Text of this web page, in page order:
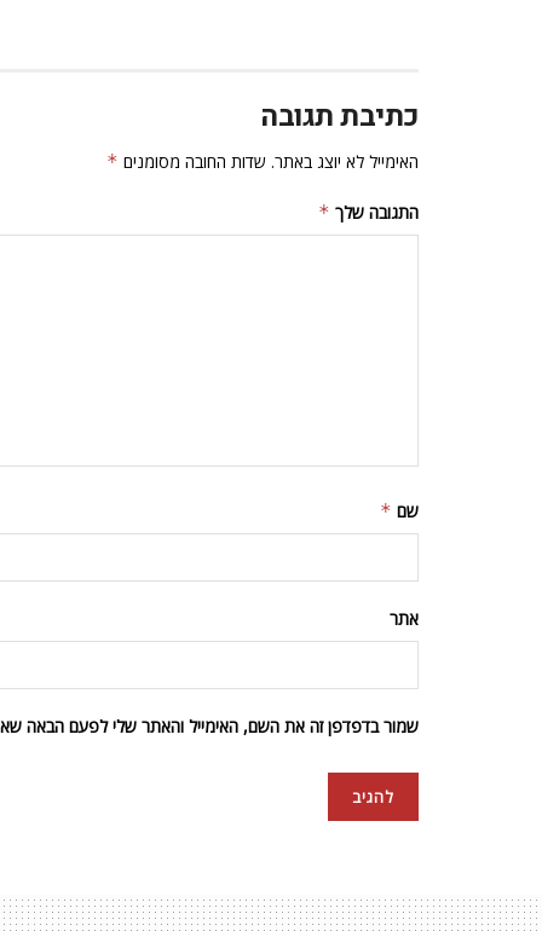
כתיבת תגובה
האימייל לא יוצג באתר. שדות החובה מסומנים *
התגובה שלך *
שם *
אתר
שמור בדפדפן זה את השם, האימייל והאתר שלי לפעם הבאה